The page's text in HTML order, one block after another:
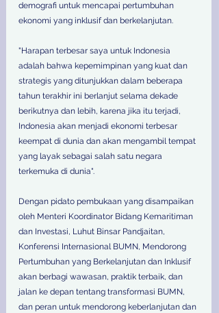
demografi untuk mencapai pertumbuhan
ekonomi yang inklusif dan berkelanjutan.
"Harapan terbesar saya untuk Indonesia
adalah bahwa kepemimpinan yang kuat dan
strategis yang ditunjukkan dalam beberapa
tahun terakhir ini berlanjut selama dekade
berikutnya dan lebih, karena jika itu terjadi,
Indonesia akan menjadi ekonomi terbesar
keempat di dunia dan akan mengambil tempat
yang layak sebagai salah satu negara
terkemuka di dunia".
Dengan pidato pembukaan yang disampaikan
oleh Menteri Koordinator Bidang Kemaritiman
dan Investasi, Luhut Binsar Pandjaitan,
Konferensi Internasional BUMN, Mendorong
Pertumbuhan yang Berkelanjutan dan Inklusif
akan berbagi wawasan, praktik terbaik, dan
jalan ke depan tentang transformasi BUMN,
dan peran untuk mendorong keberlanjutan dan